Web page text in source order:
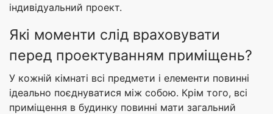
індивідуальний проект.
Які моменти слід враховувати
перед проектуванням приміщень?
У кожній кімнаті всі предмети і елементи повинні
ідеально поєднуватися між собою. Крім того, всі
приміщення в будинку повинні мати загальний